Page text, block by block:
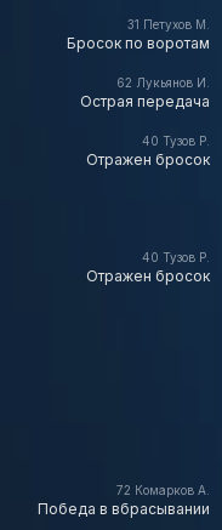
31 Петухов М.
Бросок по воротам
62 Лукьянов И.
Острая передача
40 Тузов Р.
Отражен бросок
40 Тузов Р.
Отражен бросок
72 Комарков А.
Победа в вбрасывании